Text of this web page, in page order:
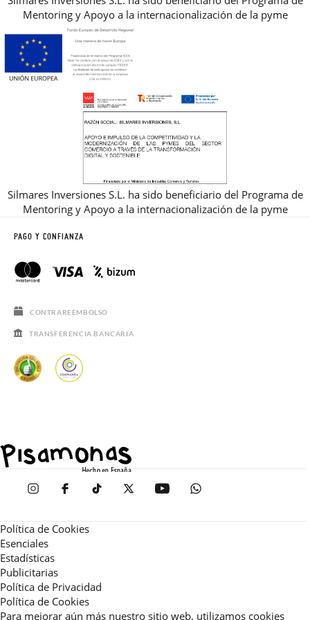
Mentoring y Apoyo a la internacionalización de la pyme
Silmares Inversiones S.L. ha sido beneficiario del Programa de
Mentoring y Apoyo a la internacionalización de la pyme
PAGO Y CONFIANZA
CONTRAREEMBOLSO
TRANSFERENCIA BANCARIA
Política de Cookies
Esenciales
Estadísticas
Publicitarias
Política de Privacidad
Política de Cookies
Para mejorar aún más nuestro sitio web, utilizamos cookies